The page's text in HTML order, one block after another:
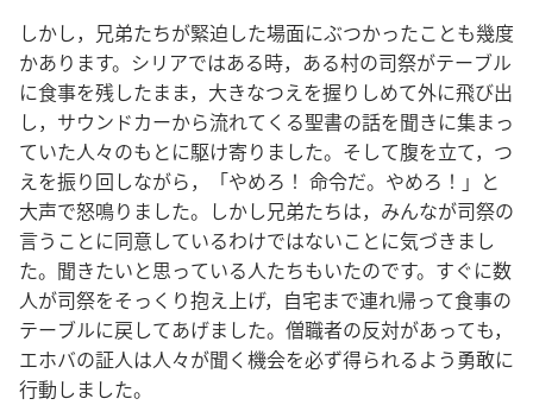
しかし，兄弟たちが緊迫した場面にぶつかったことも幾度
かあります。シリアではある時，ある村の司祭がテーブル
に食事を残したまま，大きなつえを握りしめて外に飛び出
し，サウンドカーから流れてくる聖書の話を聞きに集まっ
ていた人々のもとに駆け寄りました。そして腹を立て，つ
えを振り回しながら，「やめろ！ 命令だ。やめろ！」と
大声で怒鳴りました。しかし兄弟たちは，みんなが司祭の
言うことに同意しているわけではないことに気づきまし
た。聞きたいと思っている人たちもいたのです。すぐに数
人が司祭をそっくり抱え上げ，自宅まで連れ帰って食事の
テーブルに戻してあげました。僧職者の反対があっても，
エホバの証人は人々が聞く機会を必ず得られるよう勇敢に
行動しました。